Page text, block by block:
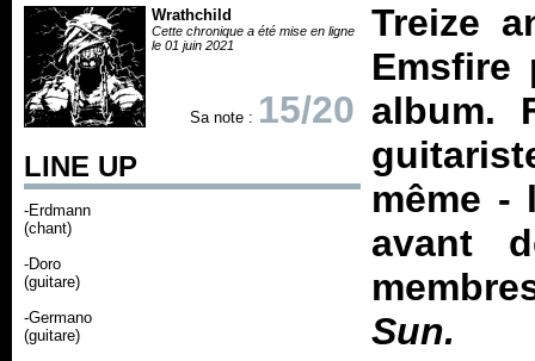
Wrathchild
Cette chronique a été mise en ligne
le 01 juin 2021
Sa note : 15/20
LINE UP
-Erdmann
(chant)
-Doro
(guitare)
-Germano
(guitare)
Treize
Emsfire
album.
même -
avant
Sun.